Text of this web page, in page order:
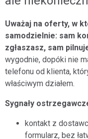
Uważaj na oferty, w
samodzielnie: sam
zgłaszasz, sam
wygodnie, dopóki nie
telefonu od klienta,
właściwym działem.
Sygnały
kontakt z
formularz, bez